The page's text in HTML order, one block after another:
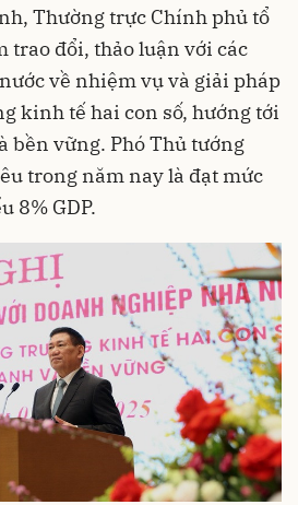
Thường trực Chính phủ tổ
trao đổi, thảo luận với các
về nhiệm vụ và giải pháp
kinh tế hai con số, hướng tới
bền vững. Phó Thủ tướng
trong năm nay là đạt mức
8% GDP.